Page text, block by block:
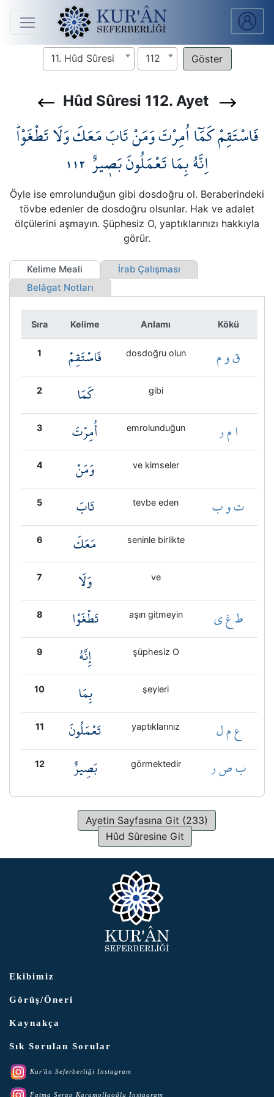
Anasayfa
Ders
V.
Notları
Kur'ân
Kökler
11. Hûd Sûresi 112
Hûd Sûresi 112. Ayet
فَاسْتَقِمْ كَمَٓا اُمِرْتَ وَمَنْ تَابَ مَعَكَ وَلَا تَطْغَوْاۜ
اِنَّهُ بِمَا تَعْمَلُونَ بَص۪يرٌ ١١٢
Öyle ise emrolunduğun gibi dosdoğru ol. Beraberindeki
tövbe edenler de dosdoğru olsunlar. Hak ve adalet
ölçülerini aşmayın. Şüphesiz O, yaptıklarınızı hakkıyla
görür.
Kelime Meali
İrab Çalışması
Belâgat Notları
Sıra Kelime Anlamı Kökü
1 فَاسْتَقِمْ dosdoğru olun ق و م
2 كَمَا gibi
3 أُمِرْتَ emrolunduğun ا م ر
4 وَمَنْ ve kimseler
5 تَابَ tevbe eden ت و ب
6 مَعَكَ seninle birlikte
7 وَلَا ve
8 تَطْغَوْا aşırı gitmeyin ط غ ي
9 إِنَّهُ şüphesiz O
10 بِمَا şeyleri
11 تَعْمَلُونَ yaptıklarınız ع م ل
12 بَصِيرٌ görmektedir ب ص ر
Ayetin Sayfasına Git (233)
Hûd Sûresine Git
Ekibimiz
Görüş/Öneri
Kaynakça
Sık Sorulan Sorular
Kur'ân Seferberliği Instagram
Fatma Serap Karamollaoğlu Instagram